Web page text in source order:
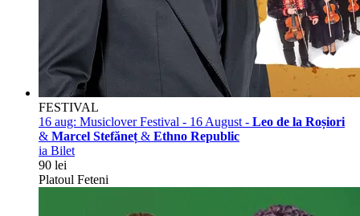
FESTIVAL
16 aug: Musiclover Festival - 16 August - Leo de la Roșiori
& Marcel Stefăneț & Ethno Republic
ia Bilet
90 lei
Platoul Feteni